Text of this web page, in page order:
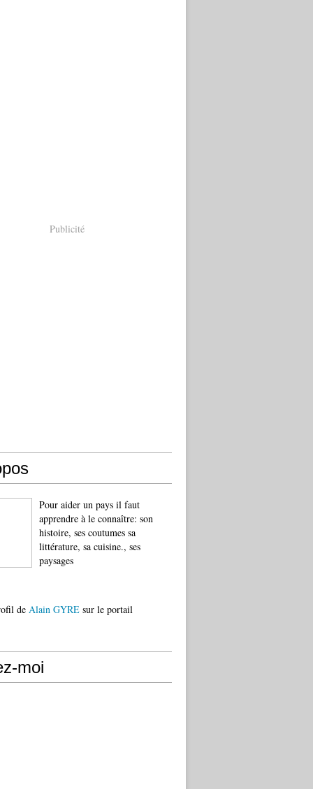
Publicité
Pour aider un pays il faut
apprendre à le connaître: son
histoire, ses coutumes sa
littérature, sa cuisine., ses
paysages
de Alain GYRE sur le portail
moi